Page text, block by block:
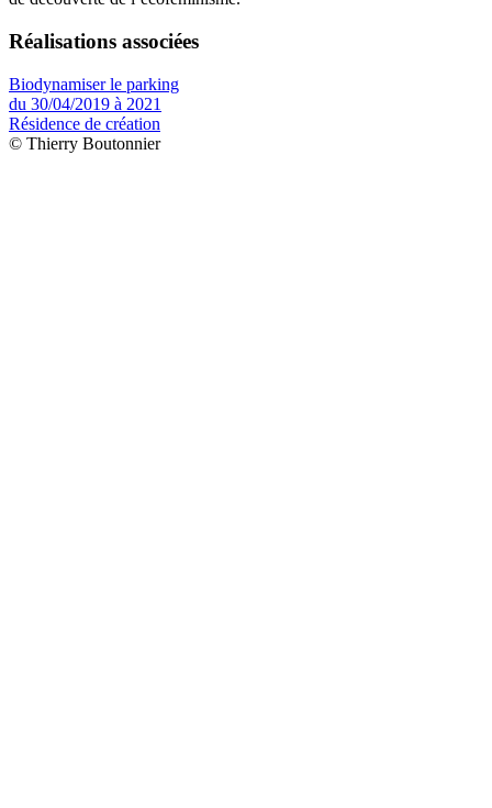
Réalisations associées
Biodynamiser le parking
du 30/04/2019 à 2021
Résidence de création
© Thierry Boutonnier